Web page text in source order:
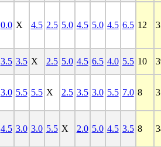
0.0 X 4.5 2.5 5.0 4.5 5.0 4.5 6.5 12
3.5 3.5 X 2.5 5.0 4.5 6.5 4.0 5.5 10
3.0 5.5 5.5 X 2.5 3.5 3.0 5.5 7.0 8
4.5 3.0 3.0 5.5 X 2.0 5.0 4.5 3.5 8